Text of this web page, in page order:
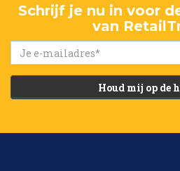
Schrijf je nu in voor
van
Houd mij op de